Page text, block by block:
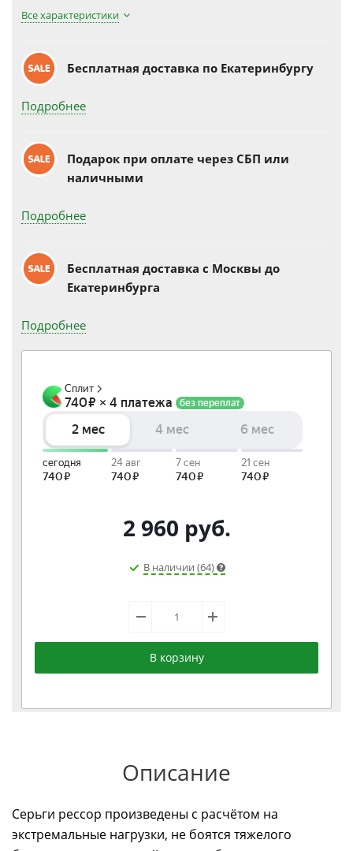
Все характеристики
Бесплатная доставка по Екатеринбургу
Подробнее
Подарок при оплате через СБП или
наличными
Подробнее
Бесплатная доставка c Москвы до
Екатеринбурга
Подробнее
2 960 руб.
В наличии (64)
В корзину
Описание
Серьги рессор произведены с расчётом на
экстремальные нагрузки, не боятся тяжелого